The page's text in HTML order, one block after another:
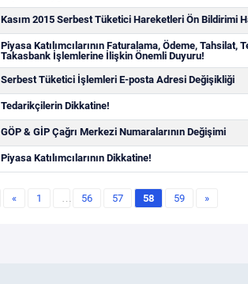
Kasım 2015 Serbest Tüketici Hareketleri Ön Bildirimi
Piyasa Katılımcılarının Faturalama, Ödeme, Tahsilat,
Takasbank İşlemlerine İlişkin Önemli Duyuru!
Serbest Tüketici İşlemleri E-posta Adresi Değişikliği
Tedarikçilerin Dikkatine!
GÖP & GİP Çağrı Merkezi Numaralarının Değişimi
Piyasa Katılımcılarının Dikkatine!
« 1 … 56 57 58 59 »